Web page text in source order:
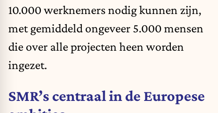
10.000 werknemers nodig kunnen zijn,
met gemiddeld ongeveer 5.000 mensen
die over alle projecten heen worden
ingezet.
SMR’s centraal in de Europese